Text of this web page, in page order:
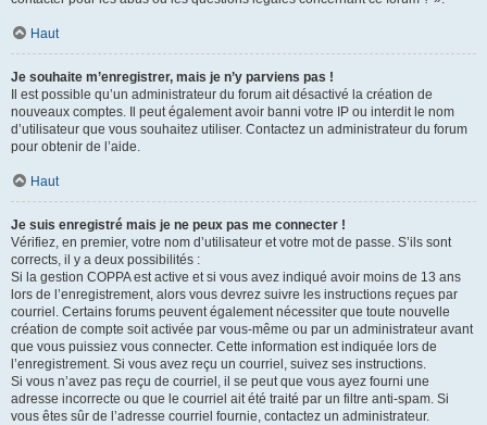
Haut
Je souhaite m’enregistrer, mais je n’y parviens pas !
Il est possible qu’un administrateur du forum ait désactivé la création de
nouveaux comptes. Il peut également avoir banni votre IP ou interdit le nom
d’utilisateur que vous souhaitez utiliser. Contactez un administrateur du forum
pour obtenir de l’aide.
Haut
Je suis enregistré mais je ne peux pas me connecter !
Vérifiez, en premier, votre nom d’utilisateur et votre mot de passe. S’ils sont
corrects, il y a deux possibilités :
Si la gestion COPPA est active et si vous avez indiqué avoir moins de 13 ans
lors de l’enregistrement, alors vous devrez suivre les instructions reçues par
courriel. Certains forums peuvent également nécessiter que toute nouvelle
création de compte soit activée par vous-même ou par un administrateur avant
que vous puissiez vous connecter. Cette information est indiquée lors de
l’enregistrement. Si vous avez reçu un courriel, suivez ses instructions.
Si vous n’avez pas reçu de courriel, il se peut que vous ayez fourni une
adresse incorrecte ou que le courriel ait été traité par un filtre anti-spam. Si
vous êtes sûr de l’adresse courriel fournie, contactez un administrateur.